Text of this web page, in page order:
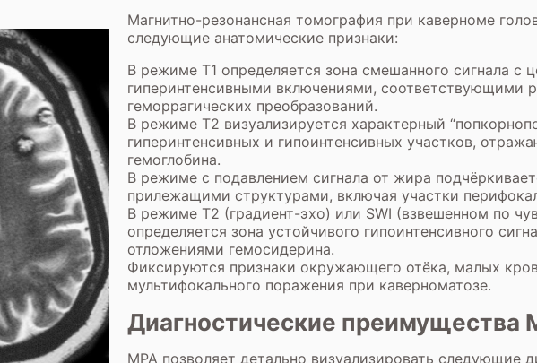
Магнитно-резонансная томография при каверноме
следующие анатомические признаки:
В режиме Т1 определяется зона смешанного сигнала с
гиперинтенсивными включениями, соответствующими
геморрагических преобразований.
В режиме Т2 визуализируется характерный
гиперинтенсивных и гипоинтенсивных участков,
гемоглобина.
В режиме с подавлением сигнала от жира
прилежащими структурами, включая участки
В режиме T2 (градиент-эхо) или SWI (взвешенном по
определяется зона устойчивого гипоинтенсивного
отложениями гемосидерина.
Фиксируются признаки окружающего отёка, малых
мультифокального поражения при каверноматозе.
Диагностические преимущества
МРА позволяет детально визуализировать следующие